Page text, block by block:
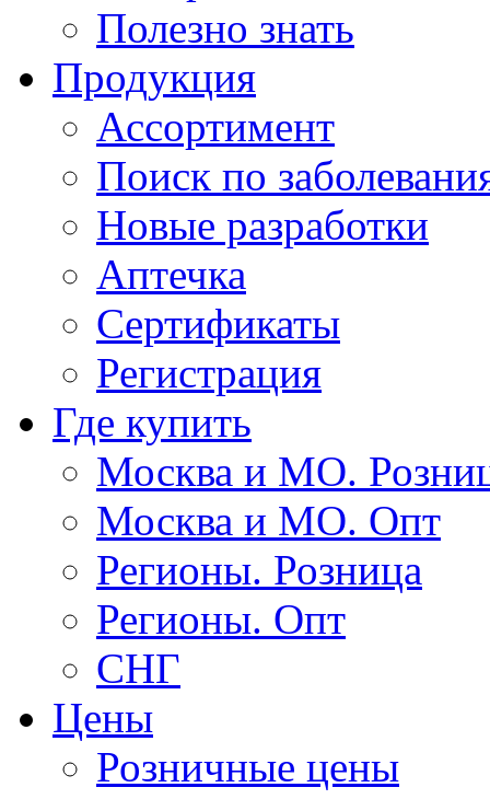
Полезно знать
Продукция
Ассортимент
Поиск по
Новые разработки
Аптечка
Сертификаты
Регистрация
Где купить
Москва и МО.
Москва и МО. Опт
Регионы. Розница
Регионы. Опт
СНГ
Цены
Розничные цены